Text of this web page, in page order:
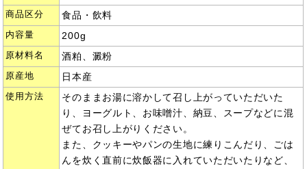
商品区分 食品・飲料
内容量 200g
原材料名 酒粕、澱粉
原産地 日本産
使用方法
そのままお湯に溶かして召し上がっていただいた
り、ヨーグルト、お味噌汁、納豆、スープなどに混
ぜてお召し上がりください。
また、クッキーやパンの生地に練りこんだり、ごは
んを炊く直前に炊飯器に入れていただいたりなど、